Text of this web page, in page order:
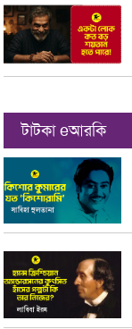
টাটকা eআরকি